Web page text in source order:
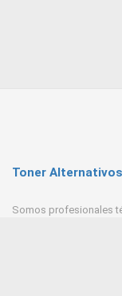
Toner
Somos profesionales